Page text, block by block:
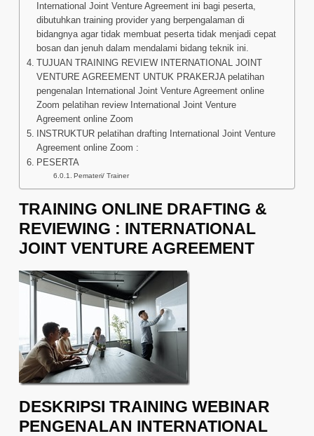
International Joint Venture Agreement ini bagi peserta,
dibutuhkan training provider yang berpengalaman di
bidangnya agar tidak membuat peserta tidak menjadi cepat
bosan dan jenuh dalam mendalami bidang teknik ini.
TUJUAN TRAINING REVIEW INTERNATIONAL JOINT
VENTURE AGREEMENT UNTUK PRAKERJA pelatihan
pengenalan International Joint Venture Agreement online
Zoom pelatihan review International Joint Venture
Agreement online Zoom
INSTRUKTUR pelatihan drafting International Joint Venture
Agreement online Zoom :
PESERTA
Pemateri/ Trainer
TRAINING ONLINE DRAFTING &
REVIEWING : INTERNATIONAL
JOINT VENTURE AGREEMENT
DESKRIPSI TRAINING WEBINAR
PENGENALAN INTERNATIONAL